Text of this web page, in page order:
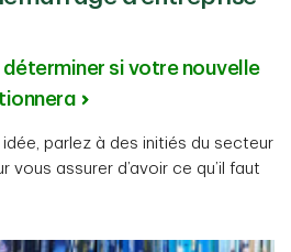
si votre nouvelle
parlez à des initiés du secteur
assurer d’avoir ce qu’il faut